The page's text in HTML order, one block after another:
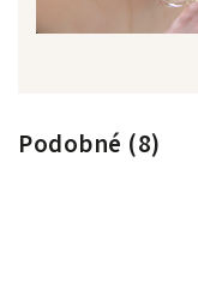
Podobné (8)